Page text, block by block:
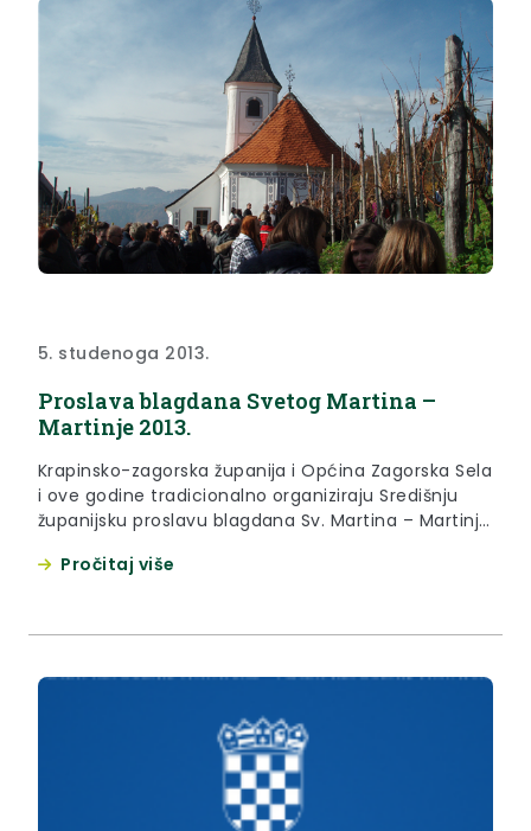
5. studenoga 2013.
Proslava blagdana Svetog Martina –
Martinje 2013.
Krapinsko-zagorska županija i Općina Zagorska Sela
i ove godine tradicionalno organiziraju Središnju
županijsku proslavu blagdana Sv. Martina – Martinje
Pročitaj više